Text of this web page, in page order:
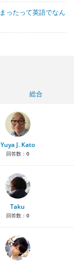
ったって英語でなん
総合
Yuya J. Kato
回答数： 0
Taku
回答数： 0